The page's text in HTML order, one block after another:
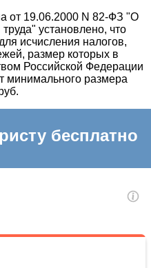
от 19.06.2000 N 82-ФЗ "О
установлено, что
исчисления налогов,
размер которых в
Российской Федерации
минимального размера